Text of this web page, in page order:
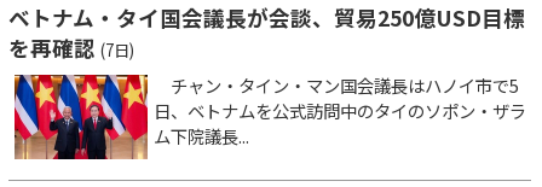
ベトナム・タイ国会議長が会談、貿易250億USD目標
を再確認 (7日)
チャン・タイン・マン国会議長はハノイ市で5
日、ベトナムを公式訪問中のタイのソポン・ザラ
ム下院議長...